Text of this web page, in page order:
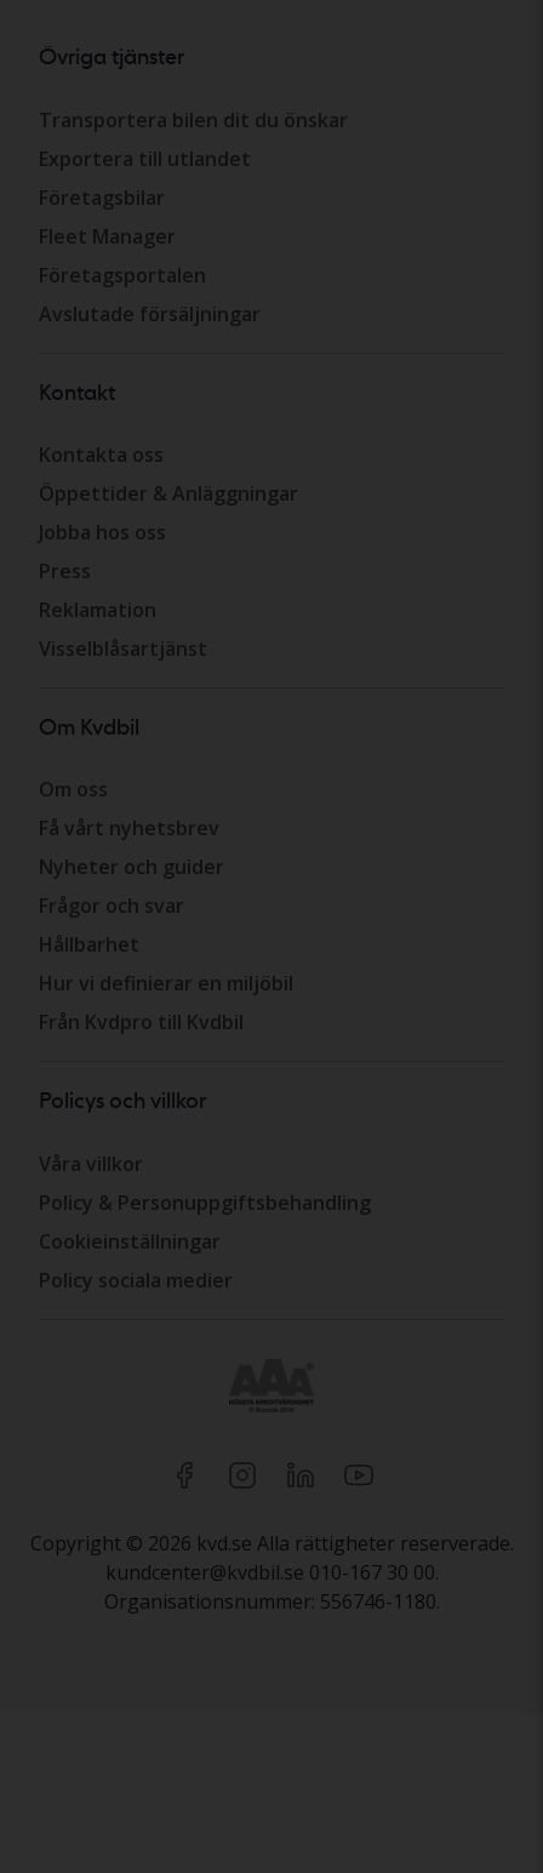
Övriga tjänster
Transportera bilen dit du önskar
Exportera till utlandet
Företagsbilar
Fleet Manager
Företagsportalen
Avslutade försäljningar
Kontakt
Kontakta oss
Öppettider & Anläggningar
Jobba hos oss
Press
Reklamation
Visselblåsartjänst
Om Kvdbil
Om oss
Få vårt nyhetsbrev
Nyheter och guider
Frågor och svar
Hållbarhet
Hur vi definierar en miljöbil
Från Kvdpro till Kvdbil
Policys och villkor
Våra villkor
Policy & Personuppgiftsbehandling
Cookieinställningar
Policy sociala medier
Copyright © 2026 kvd.se Alla rättigheter reserverade.
kundcenter@kvdbil.se 010-167 30 00.
Organisationsnummer: 556746-1180.